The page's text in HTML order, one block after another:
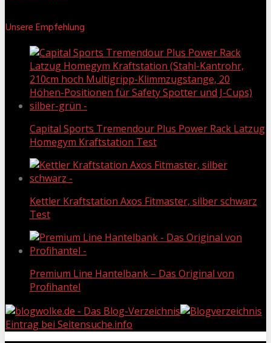
Unsere Empfehlung
Capital Sports Tremendour Plus Power Rack Latzug
Homegym Kraftstation Test
Kettler Kraftstation Axos Fitmaster, silber schwarz
Test
Premium Line Hantelbank – Das Original von
Profihantel
Eintrag bei Seitensuche.info